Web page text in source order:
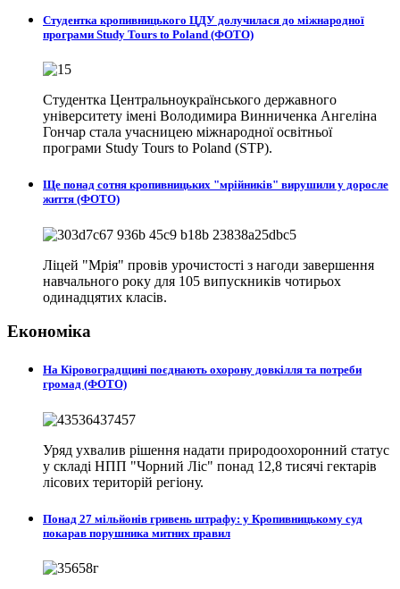
Студентка кропивницького ЦДУ долучилася до міжнародної
програми Study Tours to Poland (ФОТО)
Студентка Центральноукраїнського державного
університету імені Володимира Винниченка Ангеліна
Гончар стала учасницею міжнародної освітньої
програми Study Tours to Poland (STP).
Ще понад сотня кропивницьких "мрійників" вирушили у доросле
життя (ФОТО)
Ліцей "Мрія" провів урочистості з нагоди завершення
навчального року для 105 випускників чотирьох
одинадцятих класів.
Економіка
На Кіровоградщині поєднають охорону довкілля та потреби
громад (ФОТО)
Уряд ухвалив рішення надати природоохоронний статус
у складі НПП "Чорний Ліс" понад 12,8 тисячі гектарів
лісових територій регіону.
Понад 27 мільйонів гривень штрафу: у Кропивницькому суд
покарав порушника митних правил